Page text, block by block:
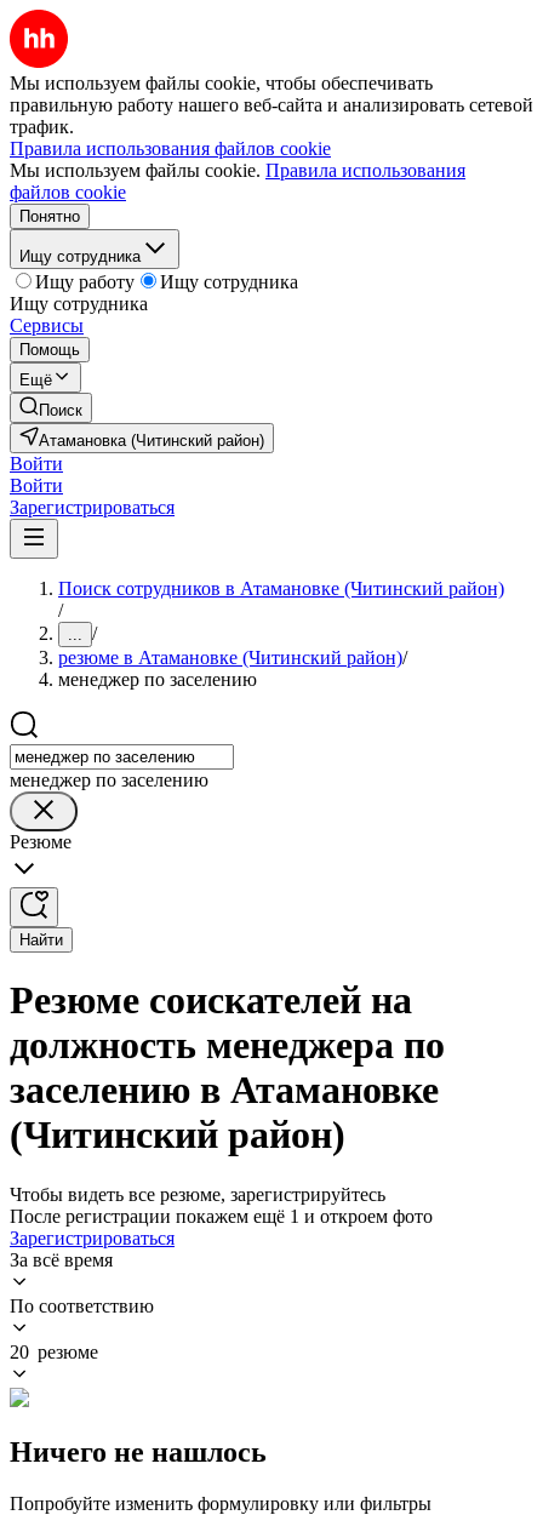
Мы используем файлы cookie, чтобы обеспечивать
правильную работу нашего веб-сайта и анализировать сетевой
трафик.
Правила использования файлов cookie
Мы используем файлы cookie. Правила использования
файлов cookie
Понятно
Ищу сотрудника
Ищу работу
Ищу сотрудника
Ищу сотрудника
Сервисы
Помощь
Ещё
Поиск
Атамановка (Читинский район)
Войти
Войти
Зарегистрироваться
Поиск сотрудников в Атамановке (Читинский район)
/
... /
резюме в Атамановке (Читинский район)/
менеджер по заселению
менеджер по заселению
Резюме
Найти
Резюме соискателей на
должность менеджера по
заселению в Атамановке
(Читинский район)
Чтобы видеть все резюме, зарегистрируйтесь
После регистрации покажем ещё 1 и откроем фото
Зарегистрироваться
За всё время
По соответствию
20 резюме
Ничего не нашлось
Попробуйте изменить формулировку или фильтры